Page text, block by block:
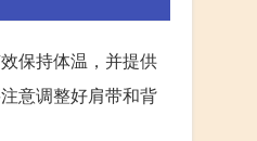
保持体温，并提供
意调整好肩带和背